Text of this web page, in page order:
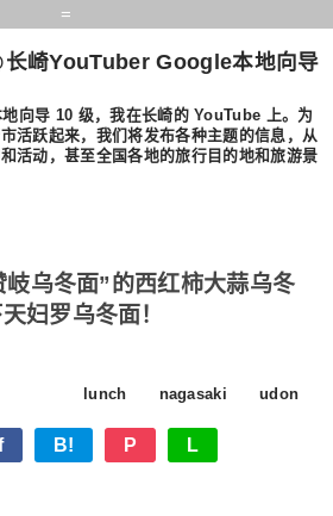
=
崎YouTuber Google本地向导
向导 10 级，我在长崎的 YouTube 上。为
活跃起来，我们将发布各种主题的信息，从
活动，甚至全国各地的旅行目的地和旅游景
乌冬面”的西红柿大蒜乌冬
妇罗乌冬面！
lunch
nagasaki udon
B! P L